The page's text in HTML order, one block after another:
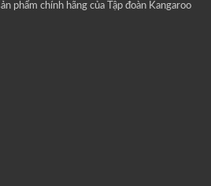
phẩm chính hãng của Tập đoàn Kangaroo